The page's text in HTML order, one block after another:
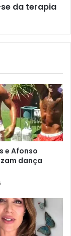
da terapia
e Afonso
dança